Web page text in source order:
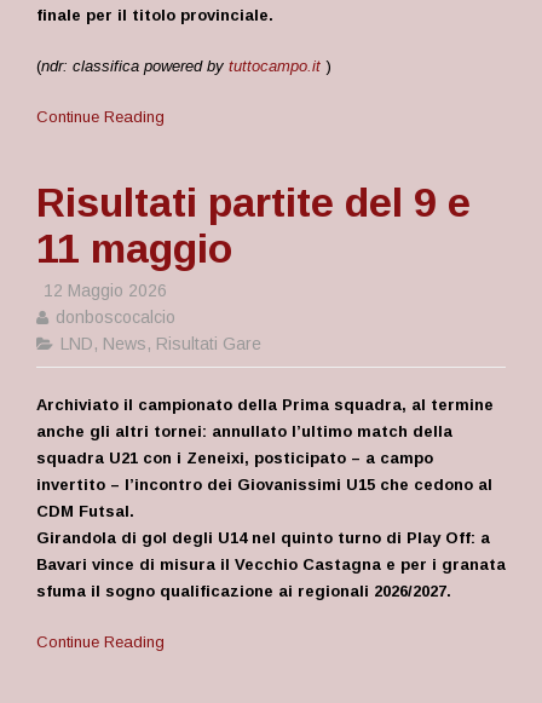
finale per il titolo provinciale.
(ndr: classifica powered by tuttocampo.it )
Continue Reading
Risultati partite del 9 e
11 maggio
12 Maggio 2026
donboscocalcio
LND, News, Risultati Gare
Archiviato il campionato della Prima squadra, al termine
anche gli altri tornei: annullato l’ultimo match della
squadra U21 con i Zeneixi, posticipato – a campo
invertito – l’incontro dei Giovanissimi U15 che cedono al
CDM Futsal.
Girandola di gol degli U14 nel quinto turno di Play Off: a
Bavari vince di misura il Vecchio Castagna e per i granata
sfuma il sogno qualificazione ai regionali 2026/2027.
Continue Reading